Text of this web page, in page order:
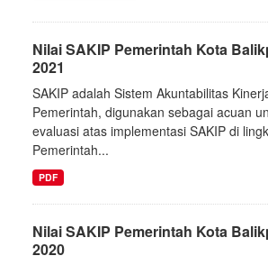
Nilai SAKIP Pemerintah Kota
2021
SAKIP adalah Sistem Akuntabilitas
Pemerintah, digunakan sebagai acuan
evaluasi atas implementasi SAKIP di
Pemerintah...
PDF
Nilai SAKIP Pemerintah Kota
2020